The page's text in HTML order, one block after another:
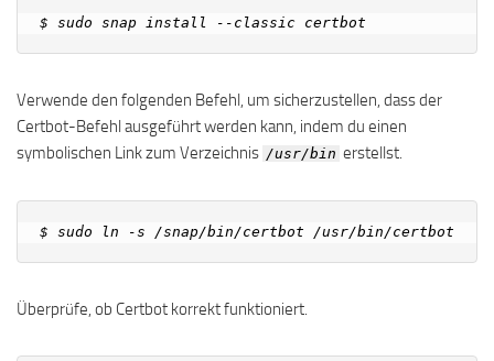
Verwende den folgenden Befehl, um sicherzustellen, dass der
Certbot-Befehl ausgeführt werden kann, indem du einen
symbolischen Link zum Verzeichnis /usr/bin erstellst.
Überprüfe, ob Certbot korrekt funktioniert.